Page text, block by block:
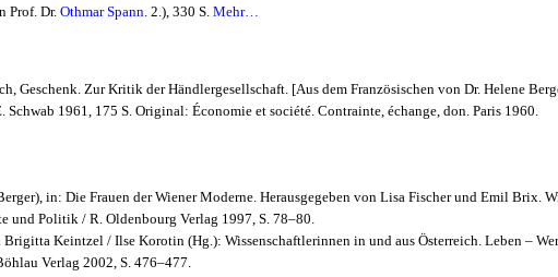
Prof. Dr.Othmar Spann. 2.), 330 S.Mehr…
Geschenk. Zur Kritik der Händlergesellschaft. [Aus dem Französischen von Dr. Helene
Schwab 1961, 175 S. Original: Économie et société. Contrainte, échange, don. Paris 1960.
in: Die Frauen der Wiener Moderne. Herausgegeben von Lisa Fischer und Emil Brix.
und Politik / R. Oldenbourg Verlag 1997, S. 78–80.
Brigitta Keintzel / Ilse Korotin (Hg.): Wissenschaftlerinnen in und aus Österreich. Leben –
Verlag 2002, S. 476–477.